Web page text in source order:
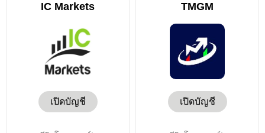
IC Markets
เปิดบัญชี
TMGM
เปิดบัญชี